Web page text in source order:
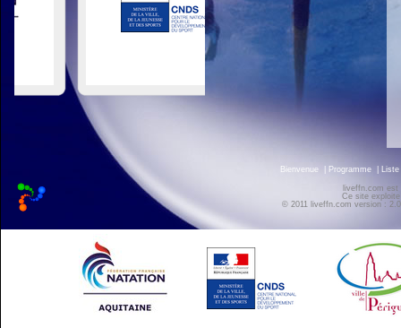
Bienvenue Programme
liveffn.com est
Ce site
© 2011 liveffn.com version :